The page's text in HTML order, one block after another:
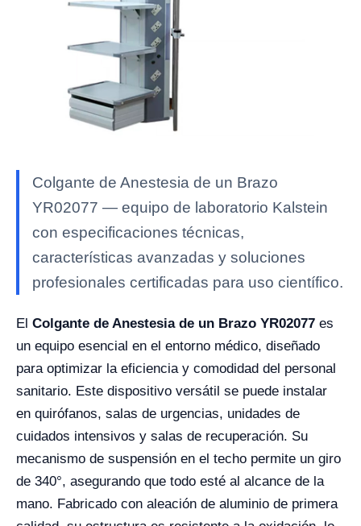
Colgante de Anestesia de un Brazo
YR02077 — equipo de laboratorio Kalstein
con especificaciones técnicas,
características avanzadas y soluciones
profesionales certificadas para uso científico.
El Colgante de Anestesia de un Brazo YR02077 es
un equipo esencial en el entorno médico, diseñado
para optimizar la eficiencia y comodidad del personal
sanitario. Este dispositivo versátil se puede instalar
en quirófanos, salas de urgencias, unidades de
cuidados intensivos y salas de recuperación. Su
mecanismo de suspensión en el techo permite un giro
de 340°, asegurando que todo esté al alcance de la
mano. Fabricado con aleación de aluminio de primera